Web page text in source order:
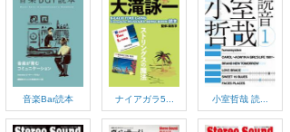
音楽Bar読本 ナイアガラ5... 小室哲哉 読...